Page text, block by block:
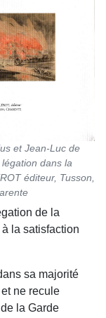
et Jean-Luc de
dans la
éditeur, Tusson,
de la
la satisfaction
sa majorité
ne recule
la Garde